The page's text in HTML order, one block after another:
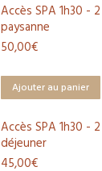
Accès SPA 1h30 -
paysanne
50,00€
Ajouter au panier
Accès SPA 1h30 -
déjeuner
45,00€